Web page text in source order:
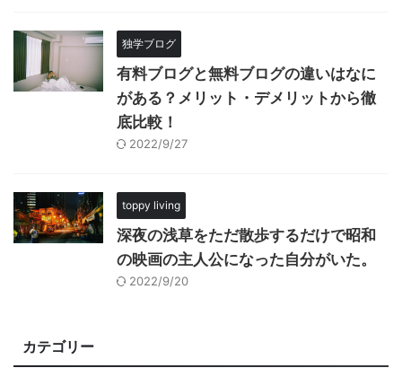
独学ブログ
有料ブログと無料ブログの違いはなに
がある？メリット・デメリットから徹
底比較！
2022/9/27
toppy living
深夜の浅草をただ散歩するだけで昭和
の映画の主人公になった自分がいた。
2022/9/20
カテゴリー